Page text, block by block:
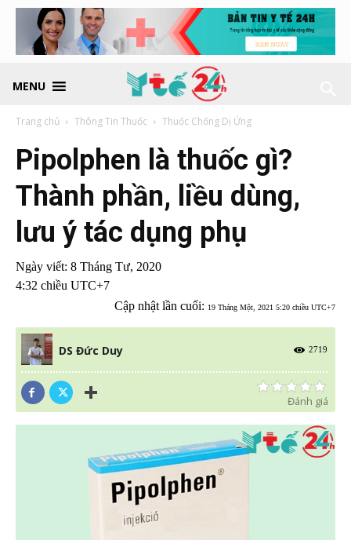
MENU
Trang chủ Thông Tin Thuốc Thuốc Chống Dị Ứng
Pipolphen là thuốc gì?
Thành phần, liều dùng,
lưu ý tác dụng phụ
Ngày viết: 8 Tháng Tư, 2020
4:32 chiều UTC+7
Cập nhật lần cuối: 19 Tháng Một, 2021 5:20 chiều UTC+7
DS Đức Duy 2719
Đánh giá